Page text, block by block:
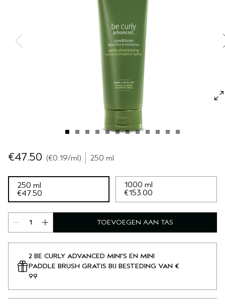
GEVOELIGE HOOFDHUID
ALLE COLLECTIES
€47.50 €0.19/ml 250 ml
250 ml
€47.50
1000 ml
€153.00
TOEVOEGEN AAN TAS
2 BE CURLY ADVANCED MINI'S EN MINI
PADDLE BRUSH GRATIS BIJ BESTEDING VAN €
99